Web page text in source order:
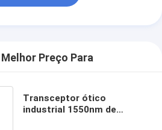
Melhor Preço Para
Transceptor ótico
industrial 1550nm de